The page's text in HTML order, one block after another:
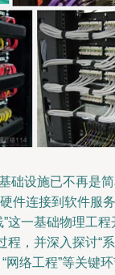
础设施已不再是
件连接到软件服务
这一基础物理工程
程，并深入探讨“系
“网络工程”等关键